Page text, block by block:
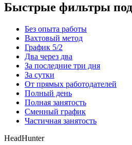
Быстрые фильтры
Без опыта работы
Вахтовый метод
График 5/2
Два через два
За последние три дня
За сутки
От прямых работодателей
Полный день
Полная занятость
Сменный график
Частичная занятость
HeadHunter